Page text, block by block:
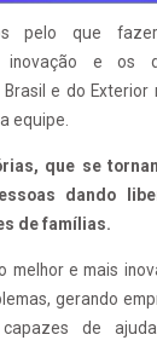
pelo que
inovação e os
e do Exterior
equipe.
que se
dando
de famílias.
melhor e mais
gerando
capazes de